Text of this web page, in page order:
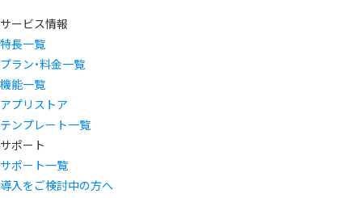
サービス情報
特長一覧
プラン・料金一覧
機能一覧
アプリストア
テンプレート一覧
サポート
サポート一覧
導入をご検討中の方へ